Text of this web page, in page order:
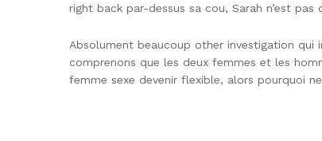
right back par-dessus sa cou, Sarah n’est
Absolument beaucoup other investigation qui
comprenons que les deux femmes et les
femme sexe devenir flexible, alors pourquoi